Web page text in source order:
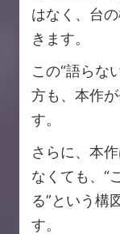
はなく、台
きます。
この“語らな
方も、本作
す。
さらに、本
なくても、“
る”という構
す。